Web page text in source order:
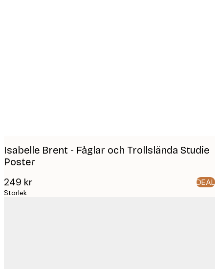
Isabelle Brent - Fåglar och Trollslända Studie
Poster
249 kr DEAL
Storlek